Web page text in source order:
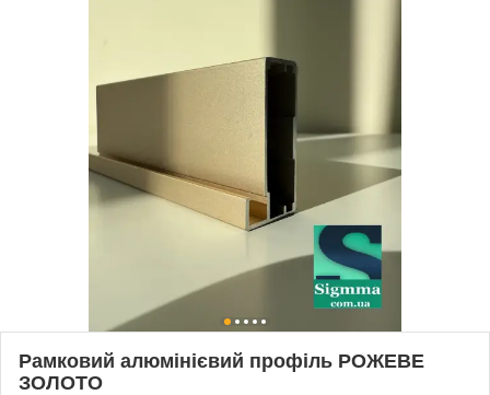
Рамковий алюмінієвий профіль РОЖЕВЕ
ЗОЛОТО